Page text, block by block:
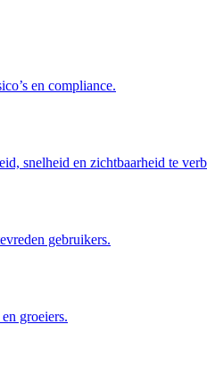
en compliance.
snelheid en zichtbaarheid te
gebruikers.
groeiers.